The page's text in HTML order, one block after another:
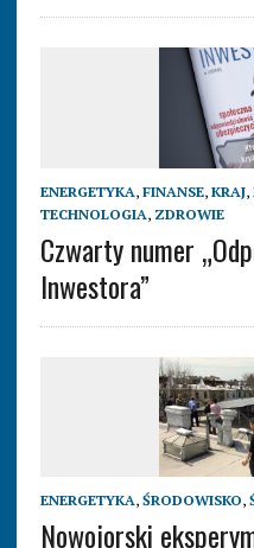
ENERGETYKA, FINANSE, KRAJ,
TECHNOLOGIA, ZDROWIE
Czwarty numer
Inwestora”
ENERGETYKA, ŚRODOWISKO,
Nowojorski